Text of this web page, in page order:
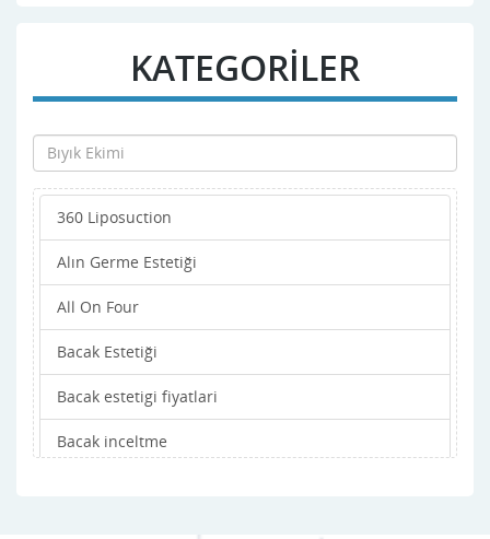
Doğanyurt
Hanönü
ihsangazi
inebolu
Küre
Merkez
Pınarbaşı
Şenpazar
KATEGORİLER
360 Liposuction
Alın Germe Estetiği
All On Four
Bacak Estetiği
Bacak estetigi fiyatlari
Bacak inceltme